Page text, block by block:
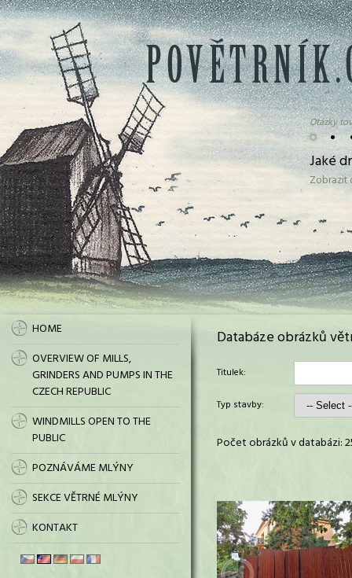
• •
Otázky
Jaké
HOME
OVERVIEW OF MILLS,
GRINDERS AND PUMPS IN THE
CZECH REPUBLIC
WINDMILLS OPEN TO THE
PUBLIC
POZNÁVÁME MLÝNY
SEKCE VĚTRNÉ MLÝNY
KONTAKT
Databáze obrázků
Titulek:
Typ stavby:
Počet obrázků v databázi: